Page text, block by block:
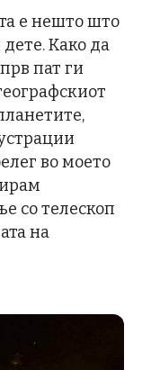
е нешто што
Како да
пат ги
во моето
со телескоп
на